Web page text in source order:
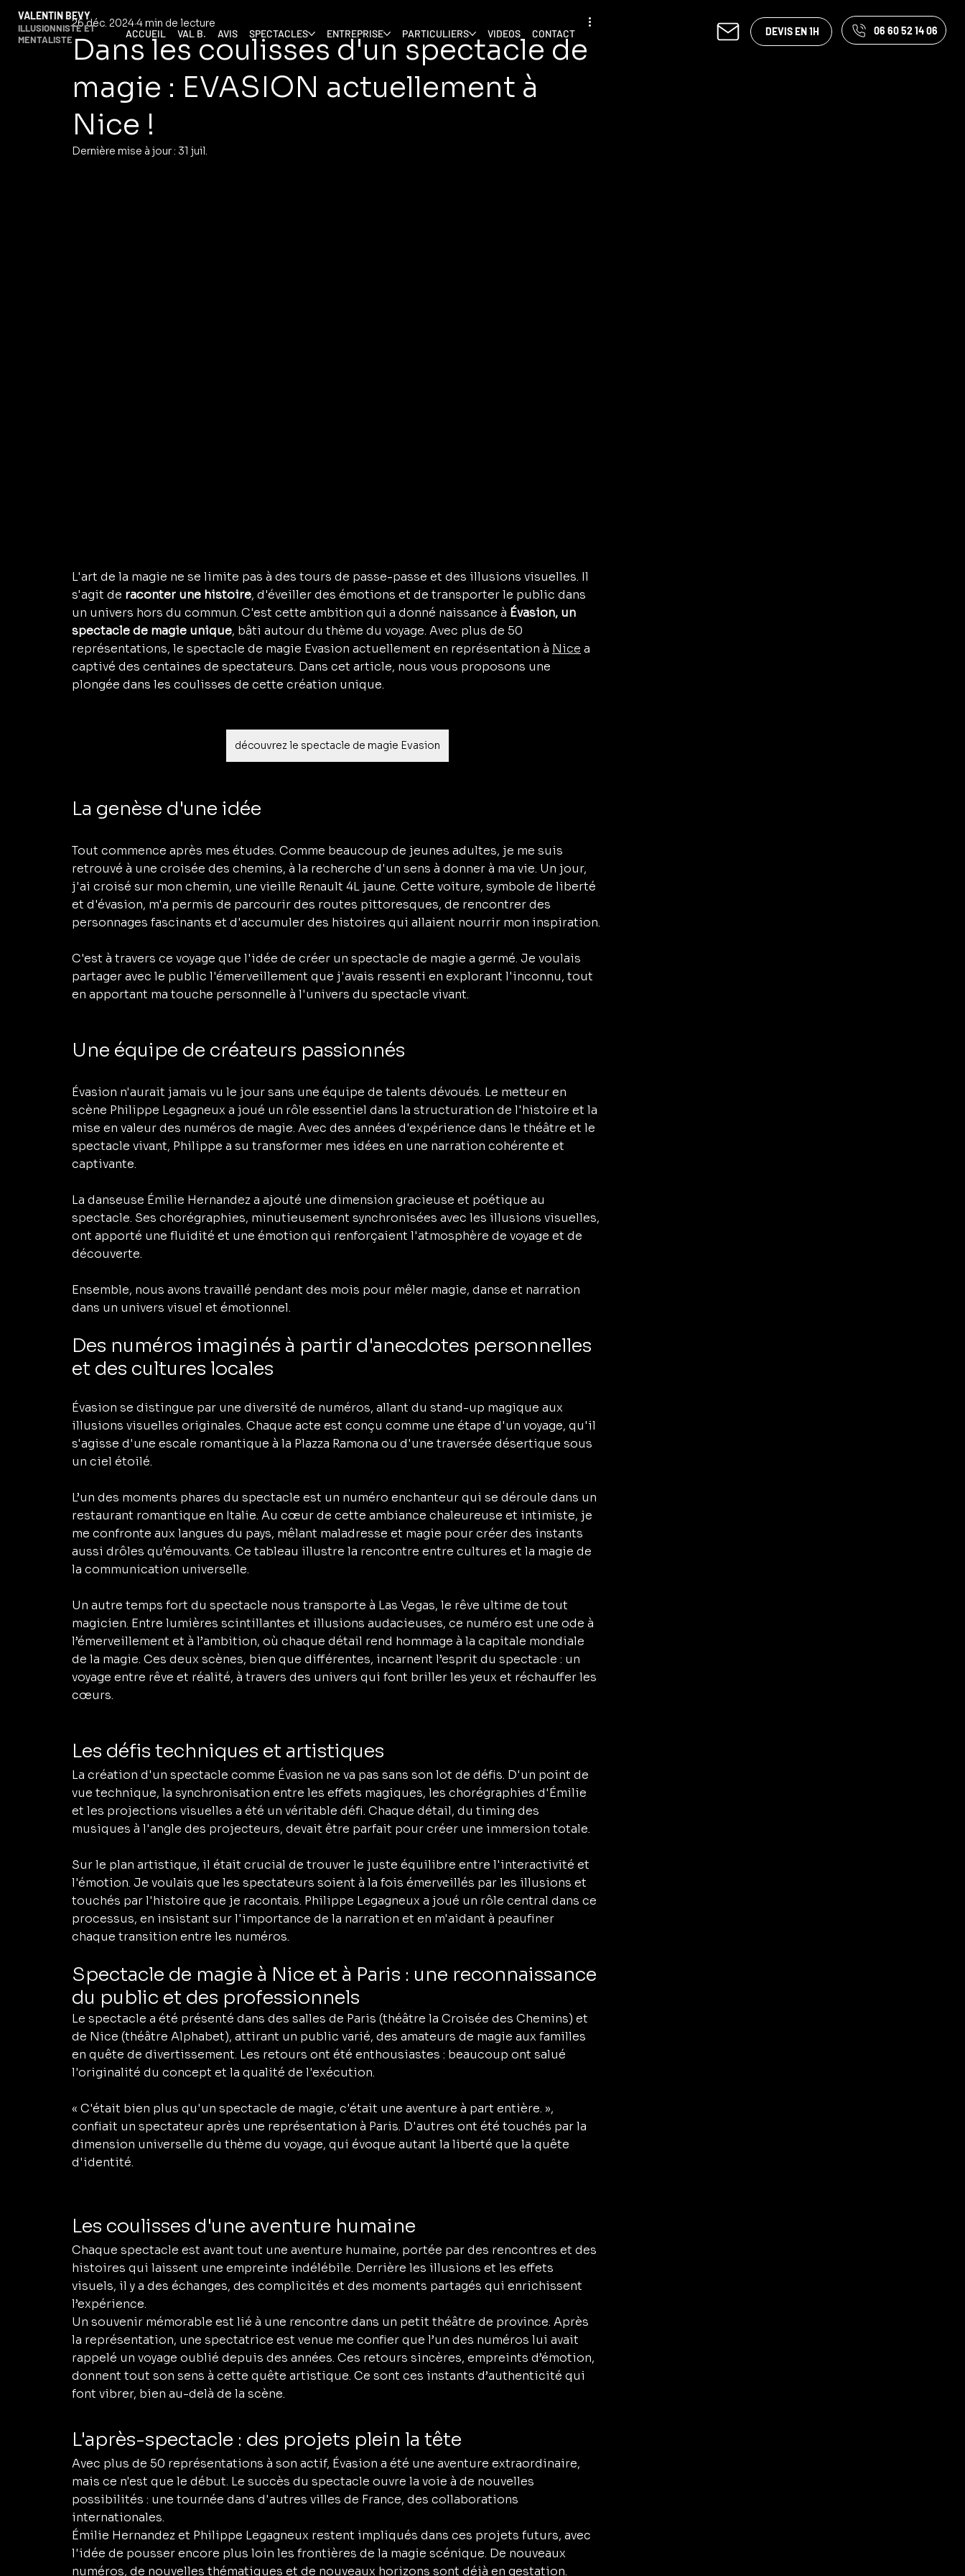
VALENTIN BEVY
ILLUSIONNISTE ET
MENTALISTE
ACCUEIL VAL B. AVIS SPECTACLES ENTREPRISE PARTICULIERS VIDEOS CONTACT DEVIS EN 1H 06 60 52 14 06
Dans les coulisses d'un spectacle de
magie : EVASION actuellement à
Nice !
26 déc. 20244 min de lecture
Dernière mise à jour : 31 juil.
L'art de la magie ne se limite pas à des tours de passe-passe et des illusions visuelles. Il
s'agit de raconter une histoire, d'éveiller des émotions et de transporter le public dans
un univers hors du commun. C'est cette ambition qui a donné naissance à Évasion, un
spectacle de magie unique, bâti autour du thème du voyage. Avec plus de 50
représentations, le spectacle de magie Evasion actuellement en représentation à Nice a
captivé des centaines de spectateurs. Dans cet article, nous vous proposons une
plongée dans les coulisses de cette création unique.
découvrez le spectacle de magie Evasion
La genèse d'une idée
Tout commence après mes études. Comme beaucoup de jeunes adultes, je me suis
retrouvé à une croisée des chemins, à la recherche d'un sens à donner à ma vie. Un jour,
j'ai croisé sur mon chemin, une vieille Renault 4L jaune. Cette voiture, symbole de liberté
et d'évasion, m'a permis de parcourir des routes pittoresques, de rencontrer des
personnages fascinants et d'accumuler des histoires qui allaient nourrir mon inspiration.
C'est à travers ce voyage que l'idée de créer un spectacle de magie a germé. Je voulais
partager avec le public l'émerveillement que j'avais ressenti en explorant l'inconnu, tout
en apportant ma touche personnelle à l'univers du spectacle vivant.
Une équipe de créateurs passionnés
Évasion n'aurait jamais vu le jour sans une équipe de talents dévoués. Le metteur en
scène Philippe Legagneux a joué un rôle essentiel dans la structuration de l'histoire et la
mise en valeur des numéros de magie. Avec des années d'expérience dans le théâtre et le
spectacle vivant, Philippe a su transformer mes idées en une narration cohérente et
captivante.
La danseuse Émilie Hernandez a ajouté une dimension gracieuse et poétique au
spectacle. Ses chorégraphies, minutieusement synchronisées avec les illusions visuelles,
ont apporté une fluidité et une émotion qui renforçaient l'atmosphère de voyage et de
découverte.
Ensemble, nous avons travaillé pendant des mois pour mêler magie, danse et narration
dans un univers visuel et émotionnel.
Des numéros imaginés à partir d'anecdotes personnelles
et des cultures locales
Évasion se distingue par une diversité de numéros, allant du stand-up magique aux
illusions visuelles originales. Chaque acte est conçu comme une étape d'un voyage, qu'il
s'agisse d'une escale romantique à la Plazza Ramona ou d'une traversée désertique sous
un ciel étoilé.
L’un des moments phares du spectacle est un numéro enchanteur qui se déroule dans un
restaurant romantique en Italie. Au cœur de cette ambiance chaleureuse et intimiste, je
me confronte aux langues du pays, mêlant maladresse et magie pour créer des instants
aussi drôles qu’émouvants. Ce tableau illustre la rencontre entre cultures et la magie de
la communication universelle.
Un autre temps fort du spectacle nous transporte à Las Vegas, le rêve ultime de tout
magicien. Entre lumières scintillantes et illusions audacieuses, ce numéro est une ode à
l’émerveillement et à l’ambition, où chaque détail rend hommage à la capitale mondiale
de la magie. Ces deux scènes, bien que différentes, incarnent l’esprit du spectacle : un
voyage entre rêve et réalité, à travers des univers qui font briller les yeux et réchauffer les
cœurs.
Les défis techniques et artistiques
La création d'un spectacle comme Évasion ne va pas sans son lot de défis. D'un point de
vue technique, la synchronisation entre les effets magiques, les chorégraphies d'Émilie
et les projections visuelles a été un véritable défi. Chaque détail, du timing des
musiques à l'angle des projecteurs, devait être parfait pour créer une immersion totale.
Sur le plan artistique, il était crucial de trouver le juste équilibre entre l'interactivité et
l'émotion. Je voulais que les spectateurs soient à la fois émerveillés par les illusions et
touchés par l'histoire que je racontais. Philippe Legagneux a joué un rôle central dans ce
processus, en insistant sur l'importance de la narration et en m'aidant à peaufiner
chaque transition entre les numéros.
Spectacle de magie à Nice et à Paris : une reconnaissance
du public et des professionnels
Le spectacle a été présenté dans des salles de Paris (théâtre la Croisée des Chemins) et
de Nice (théâtre Alphabet), attirant un public varié, des amateurs de magie aux familles
en quête de divertissement. Les retours ont été enthousiastes : beaucoup ont salué
l'originalité du concept et la qualité de l'exécution.
« C'était bien plus qu'un spectacle de magie, c'était une aventure à part entière. »,
confiait un spectateur après une représentation à Paris. D'autres ont été touchés par la
dimension universelle du thème du voyage, qui évoque autant la liberté que la quête
d'identité.
Les coulisses d'une aventure humaine
Chaque spectacle est avant tout une aventure humaine, portée par des rencontres et des
histoires qui laissent une empreinte indélébile. Derrière les illusions et les effets
visuels, il y a des échanges, des complicités et des moments partagés qui enrichissent
l’expérience.
Un souvenir mémorable est lié à une rencontre dans un petit théâtre de province. Après
la représentation, une spectatrice est venue me confier que l’un des numéros lui avait
rappelé un voyage oublié depuis des années. Ces retours sincères, empreints d’émotion,
donnent tout son sens à cette quête artistique. Ce sont ces instants d’authenticité qui
font vibrer, bien au-delà de la scène.
L'après-spectacle : des projets plein la tête
Avec plus de 50 représentations à son actif, Évasion a été une aventure extraordinaire,
mais ce n'est que le début. Le succès du spectacle ouvre la voie à de nouvelles
possibilités : une tournée dans d'autres villes de France, des collaborations
internationales.
Émilie Hernandez et Philippe Legagneux restent impliqués dans ces projets futurs, avec
l'idée de pousser encore plus loin les frontières de la magie scénique. De nouveaux
numéros, de nouvelles thématiques et de nouveaux horizons sont déjà en gestation.